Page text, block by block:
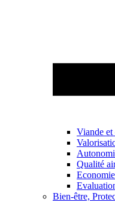
Viande
Qualité
Bien-être,